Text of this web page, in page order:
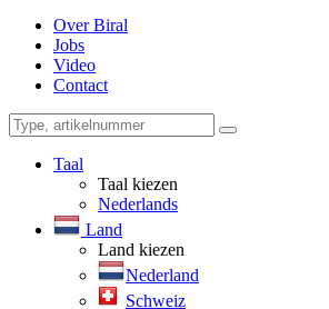
Over Biral
Jobs
Video
Contact
Taal
Taal kiezen
Nederlands
Land
Land kiezen
Nederland
Schweiz